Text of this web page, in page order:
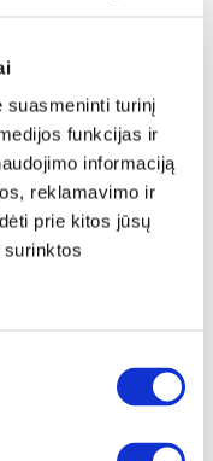
suasmeninti turinį
funkcijas ir
informaciją
reklamavimo ir
prie kitos jūsų
surinktos